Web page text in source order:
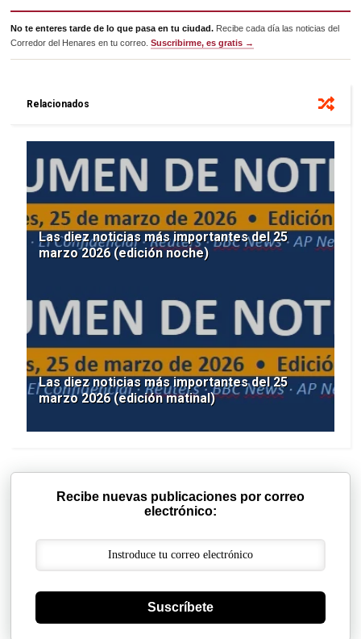
No te enteres tarde de lo que pasa en tu ciudad. Recibe cada día las noticias del
Corredor del Henares en tu correo.Suscribirme, es gratis →
Relacionados
Las diez noticias más importantes del 25
marzo 2026 (edición noche)
Las diez noticias más importantes del 25
marzo 2026 (edición matinal)
Recibe nuevas publicaciones por correo
electrónico:
Suscríbete